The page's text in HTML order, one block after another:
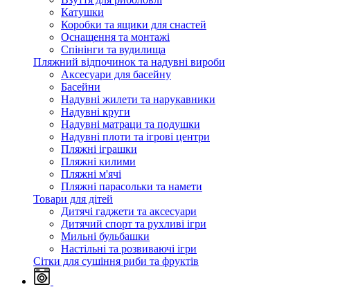
Катушки
Коробки та ящики для снастей
Оснащення та монтажі
Спінінги та вудилища
Пляжний відпочинок та надувні вироби
Аксесуари для басейну
Басейни
Надувні жилети та нарукавники
Надувні круги
Надувні матраци та подушки
Надувні плоти та ігрові центри
Пляжні іграшки
Пляжні килими
Пляжні м'ячі
Пляжні парасольки та намети
Товари для дітей
Дитячі гаджети та аксесуари
Дитячий спорт та рухливі ігри
Мильні бульбашки
Настільні та розвиваючі ігри
Сітки для сушіння риби та фруктів